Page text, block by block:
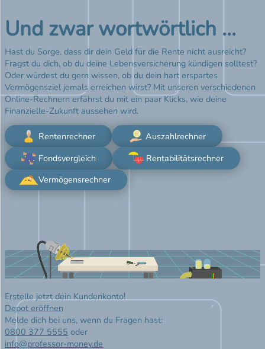
Und zwar wortwörtlich …
Hast du Sorge, dass dir dein Geld für die Rente nicht ausreicht?
Fragst du dich, ob du deine Lebensversicherung kündigen solltest?
Oder würdest du gern wissen, ob du dein hart erspartes
Vermögensziel jemals erreichen wirst? Mit unseren verschiedenen
Online-Rechnern erfährst du mit ein paar Klicks, wie deine
Finanzielle-Zukunft aussehen wird.
Rentenrechner
Auszahlrechner
Fondsvergleich
Rentabilitätsrechner
Vermögensrechner
Erstelle jetzt dein Kundenkonto!
Depot eröffnen
Melde dich bei uns, wenn du Fragen hast:
0800 377 5555 oder
info@professor-money.de